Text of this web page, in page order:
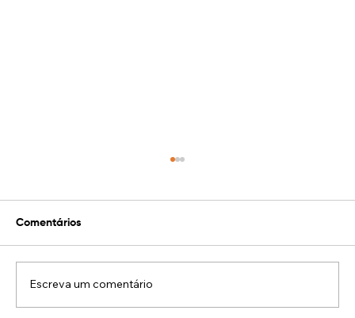
Comentários
Escreva um comentário